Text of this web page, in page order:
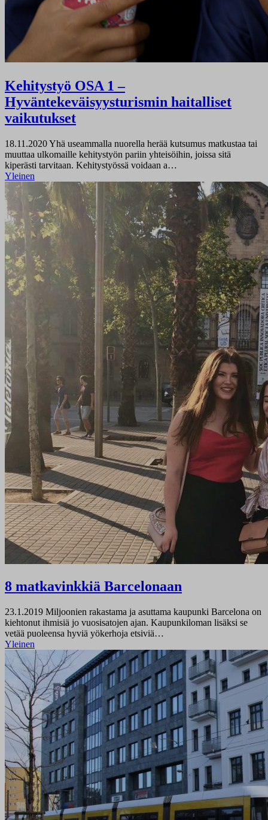
Kehitystyö OSA 1 –
Hyväntekeväisyysturismin haitalliset
vaikutukset
18.11.2020Yhä useammalla nuorella herää kutsumus matkustaa tai
muuttaa ulkomaille kehitystyön pariin yhteisöihin, joissa sitä
kiperästi tarvitaan. Kehitystyössä voidaan a…
Yleinen
8 matkavinkkiä Barcelonaan
23.1.2019 Miljoonien rakastama ja asuttama kaupunki Barcelona on
kiehtonut ihmisiä jo vuosisatojen ajan. Kaupunkiloman lisäksi se
vetää puoleensa hyviä yökerhoja etsiviä…
Yleinen